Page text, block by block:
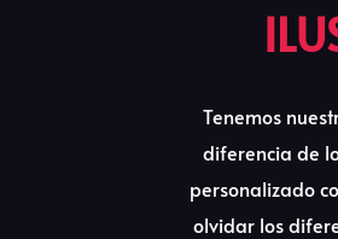
Tenemos
diferencia de
personalizado
olvidar los